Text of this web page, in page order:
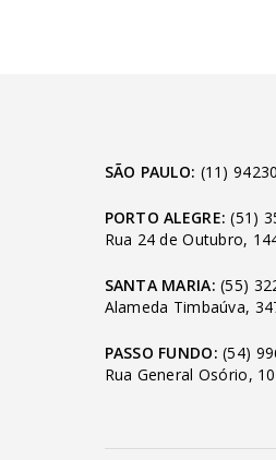
SÃO PAULO: (11)
PORTO ALEGRE: (51)
Rua 24 de Outubro,
SANTA MARIA: (55)
Alameda Timbaúva,
PASSO FUNDO: (54)
Rua General Osório,